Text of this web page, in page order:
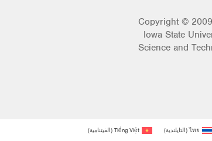
Copyright ©
Iowa State
Science and
ไทย
(التايلندية)
Tiếng Việt
(الفيتنامية)